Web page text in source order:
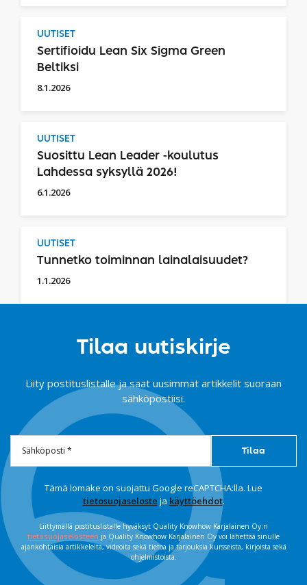
UUTISET
Sertifioidu Lean Six Sigma Green
Beltiksi
8.1.2026
UUTISET
Suosittu Lean Leader -koulutus
Lahdessa syksyllä 2026!
6.1.2026
UUTISET
Tunnetko toiminnan lainalaisuudet?
1.1.2026
Tilaa uutiskirje
Liity postituslistalle ja saat uusimmat artikkelit suoraan
sähköpostiisi.
Tämä lomake on suojattu Google reCAPTCHA:lla. Lue
tietosuojaseloste ja käyttöehdot.
Liittymällä postituslistalle hyväksyt Quality Knowhow Karjalainen Oy:n
tietosuojaselosteen ja Quality Knowhow Karjalainen Oy voi lähettää sinulle
ajankohtaisia artikkeleita, videoita sekä tietoa ja tarjouksia kursseista, kirjoista sekä
ohjelmistoista.